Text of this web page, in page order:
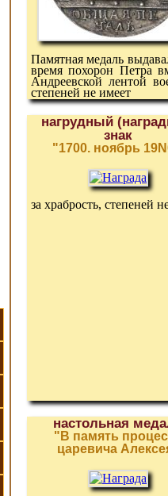
Памятная медаль
время похорон Петра
Андреевской лентой
степеней не имеет
нагрудный
знак
"1700. ноябрь
за храбрость, степеней
настольная
"В память
царевича